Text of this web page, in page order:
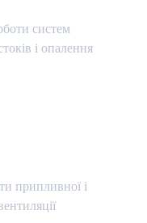
систем
і опалення
припливної і